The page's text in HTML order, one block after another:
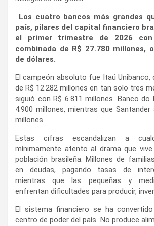
Los cuatro bancos más grandes
país, pilares del capital financiero
el primer trimestre de 2026 con
combinada de R$ 27.780 millones,
de dólares.
El campeón absoluto fue Itaú Unibanco,
de R$ 12.282 millones en tan solo tres
siguió con R$ 6.811 millones. Banco do
4.900 millones, mientras que Santander
millones.
Estas cifras escandalizan a
mínimamente atento al drama que
población brasileña. Millones de
en deudas, pagando tasas de
mientras que las pequeñas y
enfrentan dificultades para producir,
El sistema financiero se ha
centro de poder del país. No produce